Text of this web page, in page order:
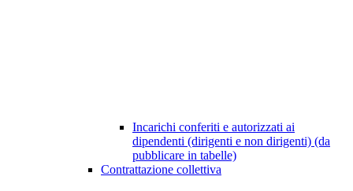
Incarichi conferiti e autorizzati ai
dipendenti (dirigenti e non dirigenti) (da
pubblicare in tabelle)
Contrattazione collettiva